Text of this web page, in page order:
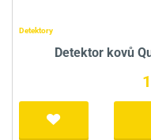
Detektory
Detektor kovů